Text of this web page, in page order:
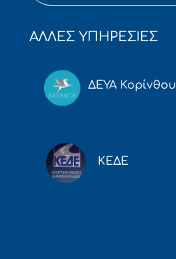
ΑΛΛΕΣ ΥΠΗΡΕΣΙΕΣ
ΔΕΥΑ Κορίνθου
ΚΕΔΕ